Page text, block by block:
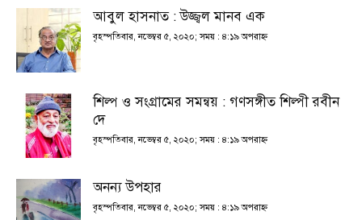
আবুল হাসনাত : উজ্জ্বল মানব এক
বৃহস্পতিবার, নভেম্বর ৫, ২০২০; সময় : ৪:১৯ অপরাহ্ণ
শিল্প ও সংগ্রামের সমন্বয় : গণসঙ্গীত শিল্পী রবীন
দে
বৃহস্পতিবার, নভেম্বর ৫, ২০২০; সময় : ৪:১৯ অপরাহ্ণ
অনন্য উপহার
বৃহস্পতিবার, নভেম্বর ৫, ২০২০; সময় : ৪:১৯ অপরাহ্ণ